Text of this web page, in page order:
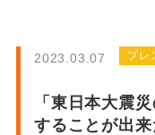
2023.03.07 プレ
「東日本大震
することが出